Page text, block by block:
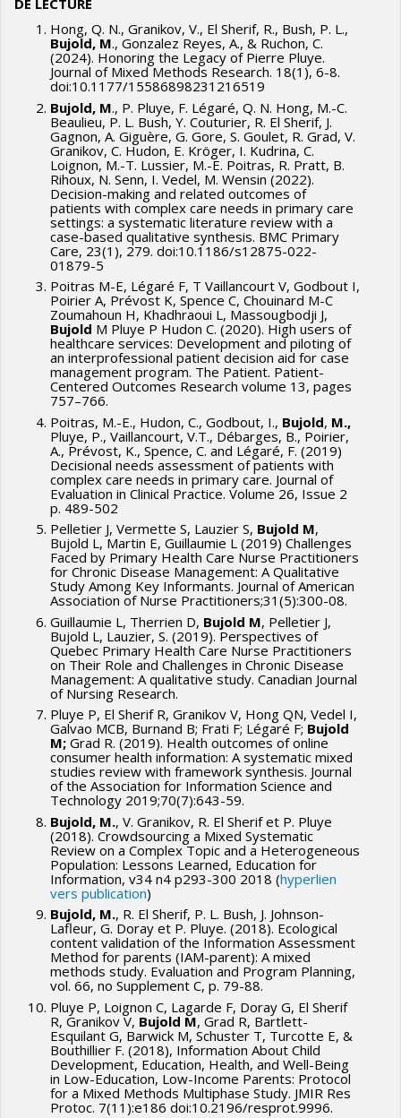
d’enfants), de Guise (INESSS), El Sherif (McGill U.), Granikov
(McGill U.), Jovaisas & Hutsul (CPhA), et al.
Financement: Subvention d’aide au démarrage à la
recherche, Université Laval.
Hong, Q. N., Granikov, V., El Sherif, R., Bush, P. L.,
Bujold, M., Gonzalez Reyes, A., & Ruchon, C.
(2024). Honoring the Legacy of Pierre Pluye.
Journal of Mixed Methods Research. 18(1), 6-8.
doi:10.1177/15586898231216519
Bujold, M., P. Pluye, F. Légaré, Q. N. Hong, M.-C.
Beaulieu, P. L. Bush, Y. Couturier, R. El Sherif, J.
Gagnon, A. Giguère, G. Gore, S. Goulet, R. Grad, V.
Granikov, C. Hudon, E. Kröger, I. Kudrina, C.
Loignon, M.-T. Lussier, M.-E. Poitras, R. Pratt, B.
Rihoux, N. Senn, I. Vedel, M. Wensin (2022).
Decision-making and related outcomes of
patients with complex care needs in primary care
settings: a systematic literature review with a
case-based qualitative synthesis. BMC Primary
Care, 23(1), 279. doi:10.1186/s12875-022-
01879-5
Poitras M-E, Légaré F, T Vaillancourt V, Godbout I,
Poirier A, Prévost K, Spence C, Chouinard M-C
Zoumahoun H, Khadhraoui L, Massougbodji J,
Bujold M Pluye P Hudon C. (2020). High users of
healthcare services: Development and piloting of
an interprofessional patient decision aid for case
management program. The Patient. Patient-
Centered Outcomes Research volume 13, pages
757–766.
Poitras, M.-E., Hudon, C., Godbout, I., Bujold, M.,
Pluye, P., Vaillancourt, V.T., Débarges, B., Poirier,
A., Prévost, K., Spence, C. and Légaré, F. (2019)
Decisional needs assessment of patients with
complex care needs in primary care. Journal of
Evaluation in Clinical Practice. Volume 26, Issue 2
p. 489-502
Pelletier J, Vermette S, Lauzier S, Bujold M,
Bujold L, Martin E, Guillaumie L (2019) Challenges
Faced by Primary Health Care Nurse Practitioners
for Chronic Disease Management: A Qualitative
Study Among Key Informants. Journal of American
Association of Nurse Practitioners;31(5):300-08.
Guillaumie L, Therrien D, Bujold M, Pelletier J,
Bujold L, Lauzier, S. (2019). Perspectives of
Quebec Primary Health Care Nurse Practitioners
on Their Role and Challenges in Chronic Disease
Management: A qualitative study. Canadian Journal
of Nursing Research.
Pluye P, El Sherif R, Granikov V, Hong QN, Vedel I,
Galvao MCB, Burnand B; Frati F; Légaré F; Bujold
M; Grad R. (2019). Health outcomes of online
consumer health information: A systematic mixed
studies review with framework synthesis. Journal
of the Association for Information Science and
Technology 2019;70(7):643-59.
Bujold, M., V. Granikov, R. El Sherif et P. Pluye
(2018). Crowdsourcing a Mixed Systematic
Review on a Complex Topic and a Heterogeneous
Population: Lessons Learned, Education for
Information, v34 n4 p293-300 2018 (hyperlien
vers publication)
Bujold, M., R. El Sherif, P. L. Bush, J. Johnson-
Lafleur, G. Doray et P. Pluye. (2018). Ecological
content validation of the Information Assessment
Method for parents (IAM-parent): A mixed
methods study. Evaluation and Program Planning,
vol. 66, no Supplement C, p. 79-88.
Pluye P, Loignon C, Lagarde F, Doray G, El Sherif
R, Granikov V, Bujold M, Grad R, Bartlett-
Esquilant G, Barwick M, Schuster T, Turcotte E, &
Bouthillier F. (2018), Information About Child
Development, Education, Health, and Well-Being
in Low-Education, Low-Income Parents: Protocol
for a Mixed Methods Multiphase Study. JMIR Res
Protoc. 7(11):e186 doi:10.2196/resprot.9996.